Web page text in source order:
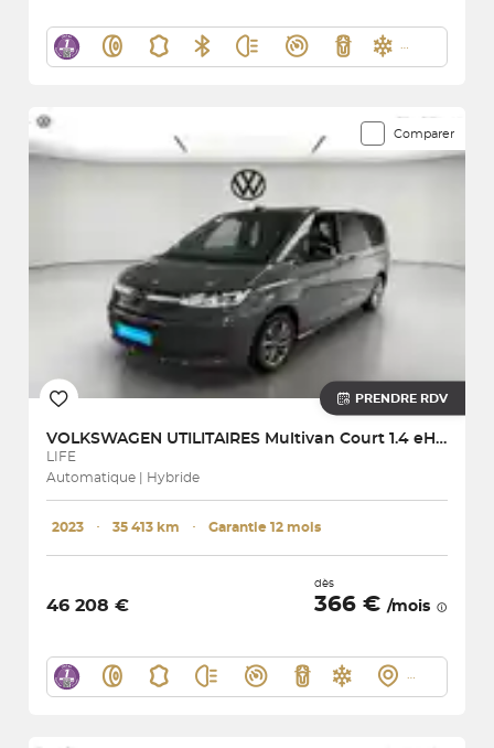
Comparer
PRENDRE RDV
VOLKSWAGEN UTILITAIRES Multivan Court 1.4 eHybrid 218 DSG6
LIFE
Automatique | Hybride
2023 ･ 35 413 km ･ Garantie 12 mois
46 208 €
dès
366 € /mois